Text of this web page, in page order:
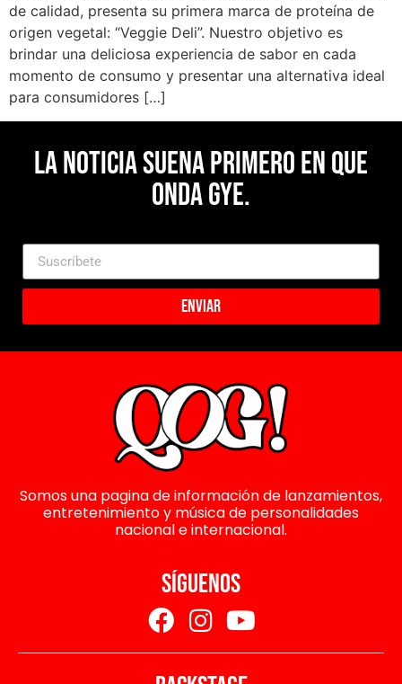
de calidad, presenta su primera marca de proteína de
origen vegetal: “Veggie Deli”. Nuestro objetivo es
brindar una deliciosa experiencia de sabor en cada
momento de consumo y presentar una alternativa ideal
para consumidores […]
La noticia suena primero en Que
Onda Gye.
Enviar
Somos una pagina de información de lanzamientos,
entretenimiento y música de personalidades
nacional e internacional.
SÍGUENOS